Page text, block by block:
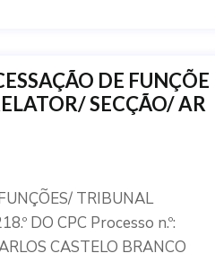
DE FUNÇÕE
SECÇÃO/ AR
TRIBUNAL
DO CPC Processo n.º:
CASTELO BRANCO